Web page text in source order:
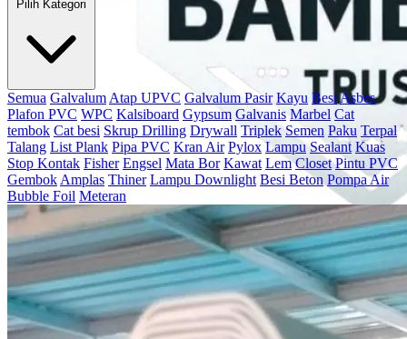
Pilih Kategori
Semua Galvalum Atap UPVC Galvalum Pasir Kayu Besi Asbes
Plafon PVC WPC Kalsiboard Gypsum Galvanis Marbel Cat
tembok Cat besi Skrup Drilling Drywall Triplek Semen Paku Terpal
Talang List Plank Pipa PVC Kran Air Pylox Lampu Sealant Kuas
Stop Kontak Fisher Engsel Mata Bor Kawat Lem Closet Pintu PVC
Gembok Amplas Thiner Lampu Downlight Besi Beton Pompa Air
Bubble Foil Meteran